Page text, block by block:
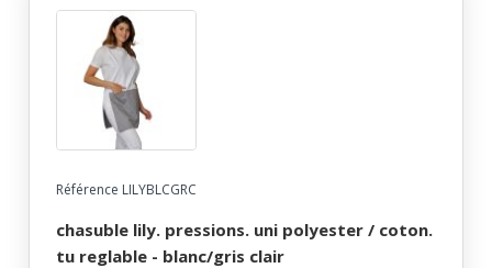
Référence LILYBLCGRC
chasuble lily. pressions. uni polyester / coton.
tu reglable - blanc/gris clair